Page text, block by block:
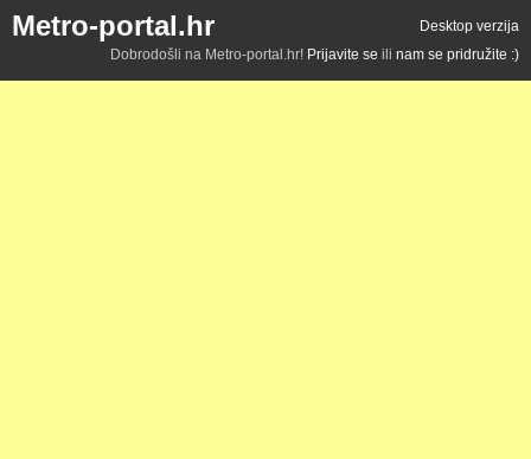
Metro-portal.hr
Desktop verzija
Dobrodošli na Metro-portal.hr! Prijavite se ili nam se pridružite :)